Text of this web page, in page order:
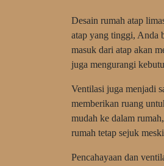
Desain rumah atap
atap yang tinggi, Anda
masuk dari atap akan
juga mengurangi
Ventilasi juga menjadi
memberikan ruang
mudah ke dalam
rumah tetap sejuk
Pencahayaan dan